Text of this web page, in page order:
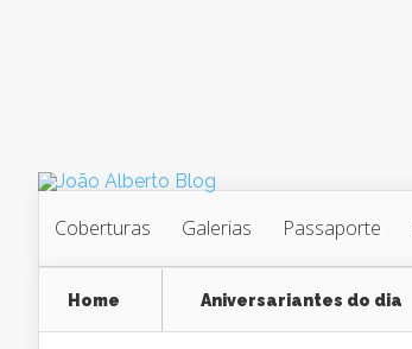
Coberturas Galerias Passaporte
Home Aniversariantes do dia